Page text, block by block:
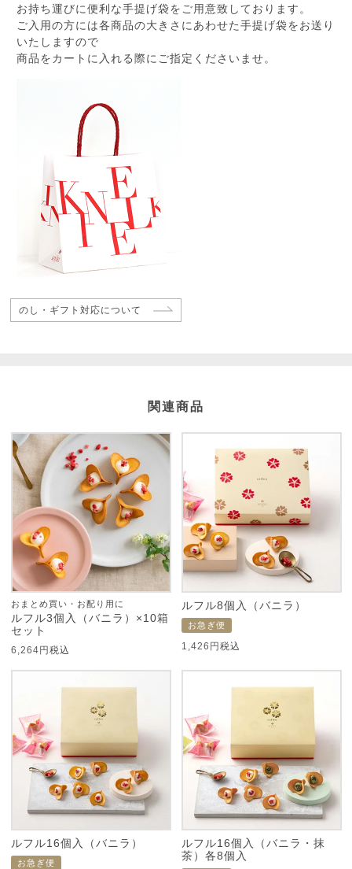
お持ち運びに便利な手提げ袋をご用意致しております。
ご入用の方には各商品の大きさにあわせた手提げ袋をお送り
いたしますので
商品をカートに入れる際にご指定くださいませ。
のし・ギフト対応について
関連商品
おまとめ買い・お配り用に
ルフル3個入（バニラ）×10箱
セット
6,264 税込
ルフル8個入（バニラ）
お急ぎ便
1,426 税込
ルフル16個入（バニラ）
お急ぎ便
ルフル16個入（バニラ・抹
茶）各8個入